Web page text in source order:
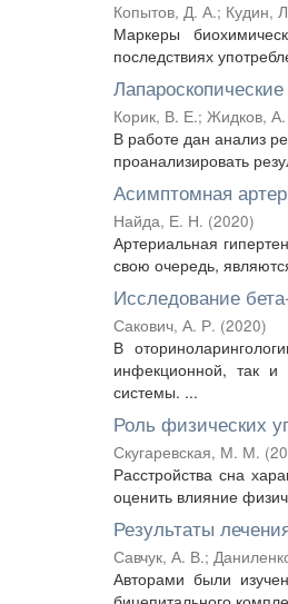
Копытов, Д. А.; Кудин,
Маркеры
последствиях
Корик, В. Е.; Жидков,
В работе дан анализ
проанализировать
Асимптомная
Найда, Е. Н. (2020)
Артериальная
свою очередь,
Исследование
Сакович, А. Р. (2020)
В
инфекционной, так и
системы. ...
Роль физических
Скугаревская, М. М. (
Расстройства сна
оценить влияние
Результаты
Савчук, А. В.;
Авторами были